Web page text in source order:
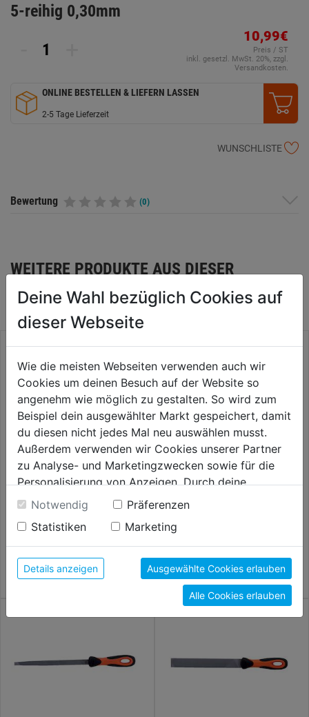
5-reihig 0,30mm
10,99€
Preis / ST
inkl. gesetzl. MwSt. 20%, zzgl.
Versandkosten.
ONLINE BESTELLEN & LIEFERN LASSEN
2-5 Tage Lieferzeit
WUNSCHLISTE
Bewertung (0)
WEITERE PRODUKTE AUS DIESER
KATEGORIE
halbschlicht, SB
11,59€
Hieb 3 110mm 2er SB
12,59€
Deine Wahl bezüglich Cookies auf
dieser Webseite
Wie die meisten Webseiten verwenden auch wir
Cookies um deinen Besuch auf der Website so
angenehm wie möglich zu gestalten. So wird zum
Beispiel dein ausgewählter Markt gespeichert, damit
du diesen nicht jedes Mal neu auswählen musst.
Außerdem verwenden wir Cookies unserer Partner
zu Analyse- und Marketingzwecken sowie für die
Personalisierung von Anzeigen. Durch deine
Einwilligung werden die Daten von Drittanbieter,
unter anderem auch in den USA, verarbeitet.
Durch Klick auf "Alle Cookies erlauben" stimmst du
der Verwendung aller Cookies zu. Unter "Details
anzeigen" findest du alle Infos zu den
unterschiedlichen Cookies, unter "Cookies
Konfigurieren" kannst du auswählen, welche Cookies
du zulassen möchtest und welche nicht.
Notwendig
Präferenzen
Statistiken
Marketing
Details anzeigen Ausgewählte Cookies erlauben
Alle Cookies erlauben